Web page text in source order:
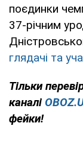
поєдинки
37-річним
глядачі та
Тільки
каналі
фейки!